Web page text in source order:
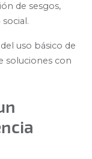
de sesgos,
uso básico de
soluciones con